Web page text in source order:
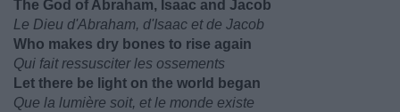
The God of Abraham, Isaac and Jacob
Le Dieu d'Abraham, d'Isaac et de Jacob
Who makes dry bones to rise again
Qui fait ressusciter les ossements
Let there be light on the world began
Que la lumière soit, et le monde existe